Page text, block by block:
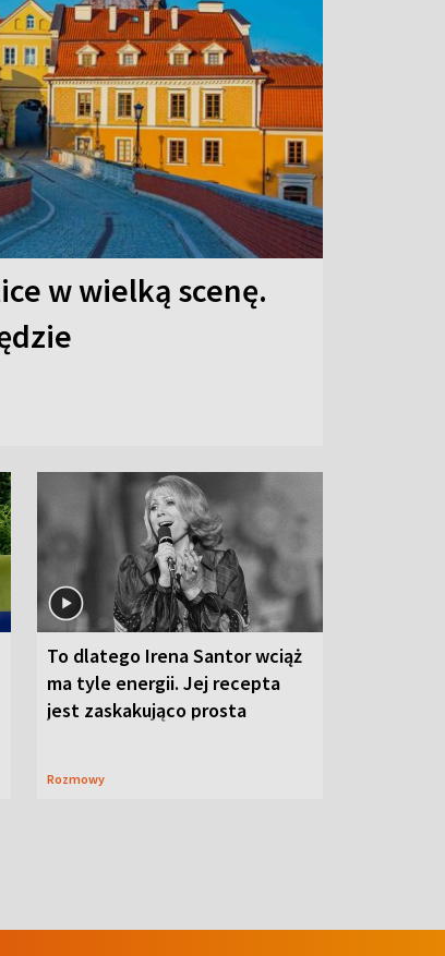
w wielką scenę.
To dlatego Irena Santor wciąż
ma tyle energii. Jej recepta
jest zaskakująco prosta
Rozmowy